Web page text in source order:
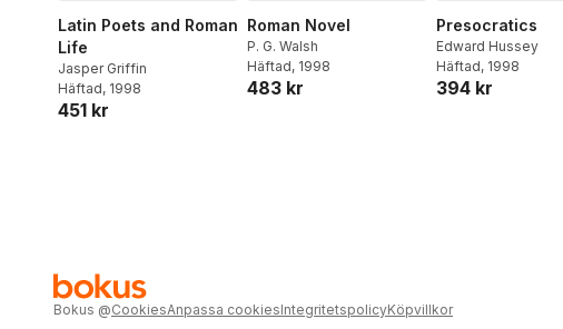
Latin Poets and Roman
Life
Jasper Griffin
Häftad, 1998
451 kr
Roman Novel
P. G. Walsh
Häftad, 1998
483 kr
Presocratics
Edward Hussey
Häftad, 1998
394 kr
Bokus @CookiesAnpassa cookiesIntegritetspolicyKöpvillkor